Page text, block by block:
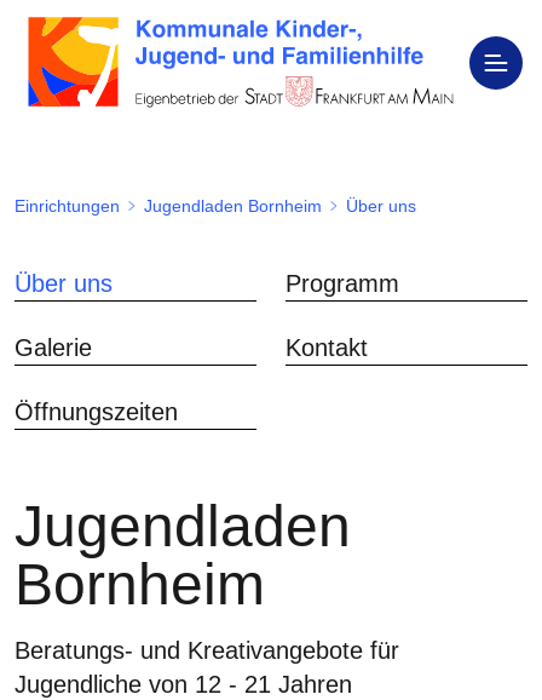
Einrichtungen Jugendladen Bornheim Über uns
Über uns Programm
Galerie Kontakt
Öffnungszeiten
Jugendladen
Bornheim
Beratungs- und Kreativangebote für
Jugendliche von 12 - 21 Jahren